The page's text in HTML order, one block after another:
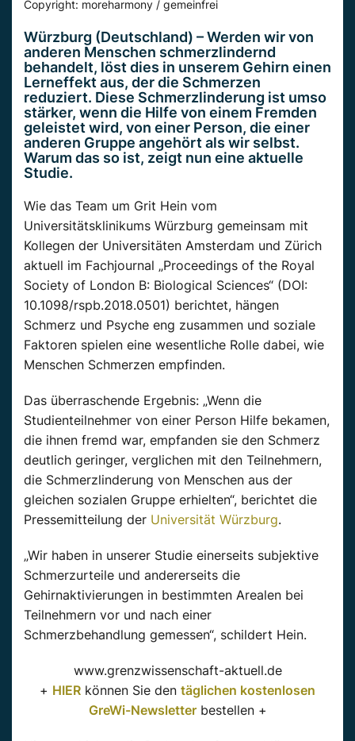
Copyright: moreharmony / gemeinfrei
Würzburg (Deutschland) – Werden wir von
anderen Menschen schmerzlindernd
behandelt, löst dies in unserem Gehirn einen
Lerneffekt aus, der die Schmerzen
reduziert. Diese Schmerzlinderung ist umso
stärker, wenn die Hilfe von einem Fremden
geleistet wird, von einer Person, die einer
anderen Gruppe angehört als wir selbst.
Warum das so ist, zeigt nun eine aktuelle
Studie.
Wie das Team um Grit Hein vom
Universitätsklinikums Würzburg gemeinsam mit
Kollegen der Universitäten Amsterdam und Zürich
aktuell im Fachjournal „Proceedings of the Royal
Society of London B: Biological Sciences“ (DOI:
10.1098/rspb.2018.0501) berichtet, hängen
Schmerz und Psyche eng zusammen und soziale
Faktoren spielen eine wesentliche Rolle dabei, wie
Menschen Schmerzen empfinden.
Das überraschende Ergebnis: „Wenn die
Studienteilnehmer von einer Person Hilfe bekamen,
die ihnen fremd war, empfanden sie den Schmerz
deutlich geringer, verglichen mit den Teilnehmern,
die Schmerzlinderung von Menschen aus der
gleichen sozialen Gruppe erhielten“, berichtet die
Pressemitteilung der Universität Würzburg.
„Wir haben in unserer Studie einerseits subjektive
Schmerzurteile und andererseits die
Gehirnaktivierungen in bestimmten Arealen bei
Teilnehmern vor und nach einer
Schmerzbehandlung gemessen“, schildert Hein.
www.grenzwissenschaft-aktuell.de
+ HIER können Sie den täglichen kostenlosen
GreWi-Newsletterbestellen +